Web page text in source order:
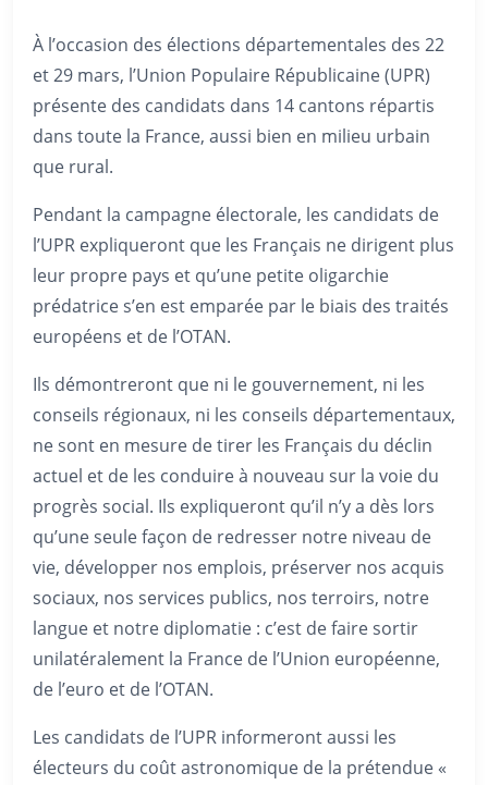
À l’occasion des élections départementales des 22
et 29 mars, l’Union Populaire Républicaine (UPR)
présente des candidats dans 14 cantons répartis
dans toute la France, aussi bien en milieu urbain
que rural.
Pendant la campagne électorale, les candidats de
l’UPR expliqueront que les Français ne dirigent plus
leur propre pays et qu’une petite oligarchie
prédatrice s’en est emparée par le biais des traités
européens et de l’OTAN.
Ils démontreront que ni le gouvernement, ni les
conseils régionaux, ni les conseils départementaux,
ne sont en mesure de tirer les Français du déclin
actuel et de les conduire à nouveau sur la voie du
progrès social. Ils expliqueront qu’il n’y a dès lors
qu’une seule façon de redresser notre niveau de
vie, développer nos emplois, préserver nos acquis
sociaux, nos services publics, nos terroirs, notre
langue et notre diplomatie : c’est de faire sortir
unilatéralement la France de l’Union européenne,
de l’euro et de l’OTAN.
Les candidats de l’UPR informeront aussi les
électeurs du coût astronomique de la prétendue «